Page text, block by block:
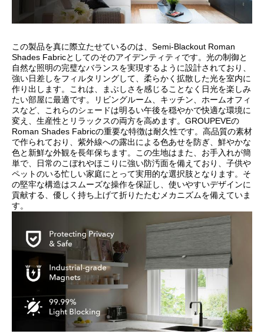
この製品を真に際立たせているのは、Semi-Blackout Roman
Shades Fabricとしてのそのアイデンティティです。光の制御と
自然な照明の完璧なバランスを実現するように設計されており、
強い日差しをフィルタリングして、柔らかく拡散した光を室内に
作り出します。これは、まぶしさを感じることなく日光を楽しみ
たい部屋に最適です。リビングルーム、キッチン、ホームオフィ
スなど、これらのシェードは明るい午後を穏やかで快適な環境に
変え、生産性とリラックスの両方を高めます。GROUPEVEの
Roman Shades Fabricの重要な特徴は耐久性です。高品質の素材
で作られており、紫外線への露出による色あせを防ぎ、鮮やかな
色と新鮮な外観を長年保ちます。この生地はまた、お手入れが簡
単で、日常のこぼれやほこりに強い防汚面を備えており、子供や
ペットのいる忙しい家庭にとって実用的な選択肢となります。そ
の堅牢な構造はスムーズな操作を保証し、使いやすいデザインに
貢献する、優しく持ち上げて折りたたむメカニズムを備えていま
す。